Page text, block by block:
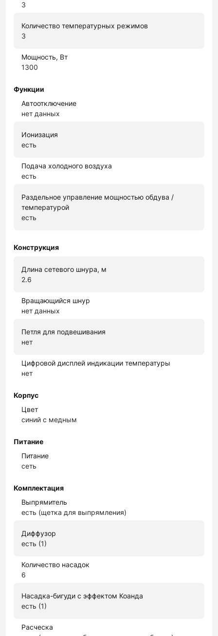
3
Количество температурных режимов
3
Мощность, Вт
1300
Функции
Автоотключение
нет данных
Ионизация
есть
Подача холодного воздуха
есть
Раздельное управление мощностью обдува /
температурой
есть
Конструкция
Длина сетевого шнура, м
2.6
Вращающийся шнур
нет данных
Петля для подвешивания
нет
Цифровой дисплей индикации температуры
нет
Корпус
Цвет
синий с медным
Питание
Питание
сеть
Комплектация
Выпрямитель
есть (щетка для выпрямления)
Диффузор
есть (1)
Количество насадок
6
Насадка-бигуди с эффектом Коанда
есть (1)
Расческа